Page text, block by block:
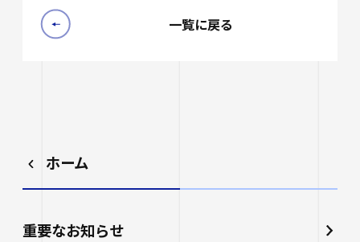
ホーム
重要なお知らせ
一覧に戻る